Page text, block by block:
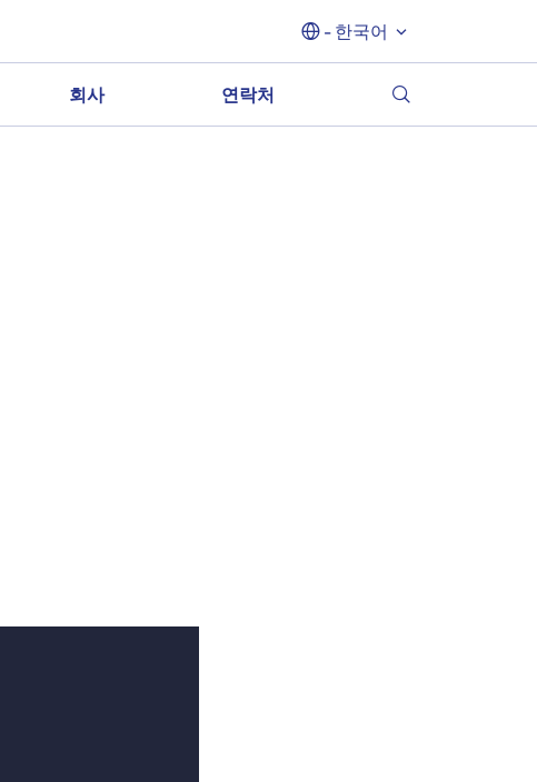
- 한국어
회사 연락처